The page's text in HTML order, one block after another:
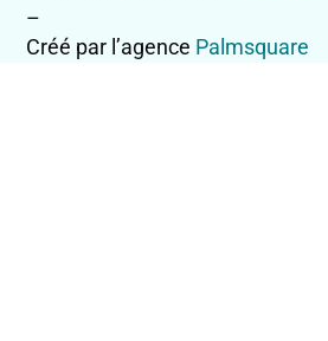
–
Créé par l’agence Palmsquare